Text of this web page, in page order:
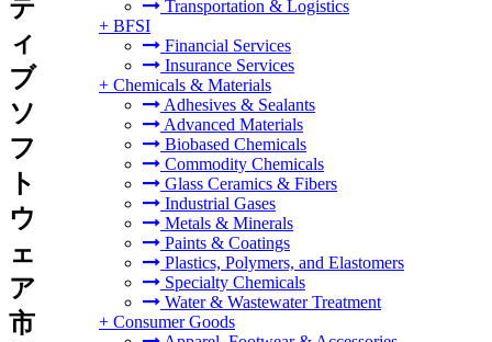
Transportation & Logistics
+ BFSI
Financial Services
Insurance Services
+ Chemicals & Materials
Adhesives & Sealants
Advanced Materials
Biobased Chemicals
Commodity Chemicals
Glass Ceramics & Fibers
Industrial Gases
Metals & Minerals
Paints & Coatings
Plastics, Polymers, and Elastomers
Specialty Chemicals
Water & Wastewater Treatment
+ Consumer Goods
テ
ィ
ブ
ソ
フ
ト
ウ
ェ
ア
市